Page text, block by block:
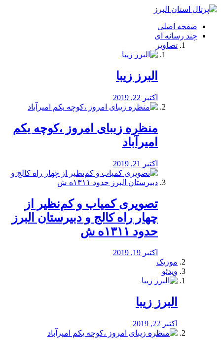
فصد
شرق
تهران
خشکشویی
صفحه اصلی
چند رسانه ای
تصاویر
البرز زیبا
اکتبر 22, 2019
منظره‌‌ زیبای امروز ،کوچه یکم
امیرآباد
اکتبر 21, 2019
️تصویری کمیاب و کم‌نظیر از
چهار راه كالج و دبيرستان البرز
حدود ۱۳۱۱ه ش
اکتبر 19, 2019
موزیک
ویدئو
البرز زیبا
اکتبر 22, 2019